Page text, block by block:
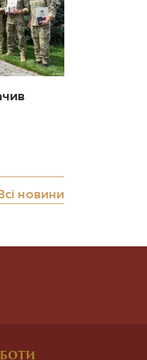
новини